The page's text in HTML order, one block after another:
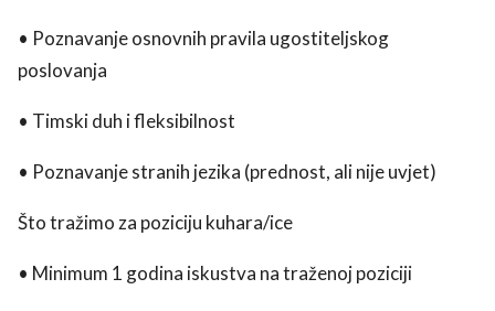
• Poznavanje osnovnih pravila ugostiteljskog
poslovanja
• Timski duh i fleksibilnost
• Poznavanje stranih jezika (prednost, ali nije uvjet)
Što tražimo za poziciju kuhara/ice
• Minimum 1 godina iskustva na traženoj poziciji